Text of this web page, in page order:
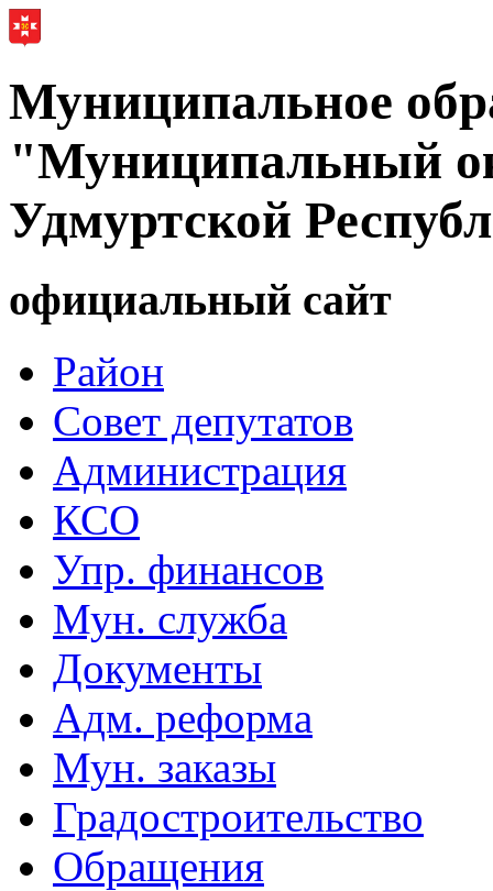
Муниципальное
"Муниципальный
Удмуртской
официальный сайт
Район
Совет депутатов
Администрация
КСО
Упр. финансов
Мун. служба
Документы
Адм. реформа
Мун. заказы
Градостроительство
Обращения